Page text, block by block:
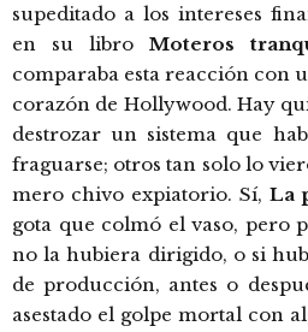
supeditado a los intereses
en su libro Moteros
comparaba esta reacción con
corazón de Hollywood. Hay
destrozar un sistema que
fraguarse; otros tan solo lo
mero chivo expiatorio. Sí, La
gota que colmó el vaso, pero
no la hubiera dirigido, o si
de producción, antes o
asestado el golpe mortal con